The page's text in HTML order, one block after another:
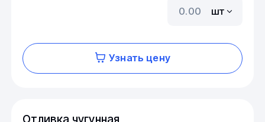
шт
Узнать цену
Отливка чугунная